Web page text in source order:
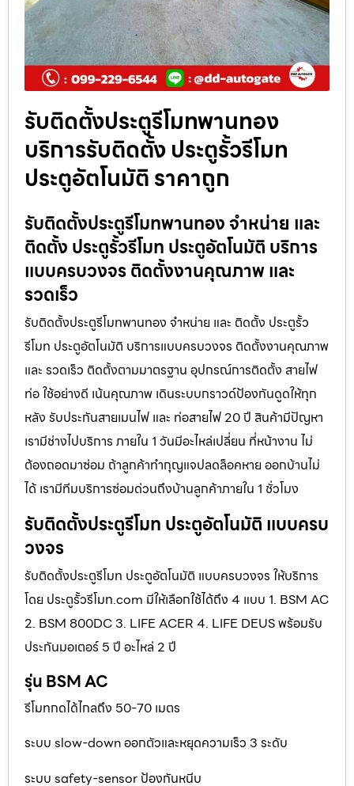
รับติดตั้งประตูรีโมทพานทอง
บริการรับติดตั้ง ประตูรั้วรีโมท
ประตูอัตโนมัติ ราคาถูก
รับติดตั้งประตูรีโมทพานทอง จำหน่าย และ
ติดตั้ง ประตูรั้วรีโมท ประตูอัตโนมัติ บริการ
แบบครบวงจร ติดตั้งงานคุณภาพ และ
รวดเร็ว
รับติดตั้งประตูรีโมทพานทอง จำหน่าย และ ติดตั้ง ประตูรั้ว
รีโมท ประตูอัตโนมัติ บริการแบบครบวงจร ติดตั้งงานคุณภาพ
และ รวดเร็ว ติดตั้งตามมาตรฐาน อุปกรณ์การติดตั้ง สายไฟ
ท่อ ใช้อย่างดี เน้นคุณภาพ เดินระบบกราวด์ป้องกันดูดให้ทุก
หลัง รับประกันสายเมนไฟ และ ท่อสายไฟ 20 ปี สินค้ามีปัญหา
เรามีช่างไปบริการ ภายใน 1 วันมีอะไหล่เปลี่ยน ที่หน้างาน ไม่
ต้องถอดมาซ่อม ถ้าลูกค้าทำกุญแจปลดล็อคหาย ออกบ้านไม่
ได้ เรามีทีมบริการซ่อมด่วนถึงบ้านลูกค้าภายใน 1 ชั่วโมง
รับติดตั้งประตูรีโมท ประตูอัตโนมัติ แบบครบ
วงจร
รับติดตั้งประตูรีโมท ประตูอัตโนมัติ แบบครบวงจร ให้บริการ
โดย ประตูรั้วรีโมท.com มีให้เลือกใช้ได้ถึง 4 แบบ 1. BSM AC
2. BSM 800DC 3. LIFE ACER 4. LIFE DEUS พร้อมรับ
ประกันมอเตอร์ 5 ปี อะไหล่ 2 ปี
รุ่น BSM AC
รีโมทกดได้ไกลถึง 50-70 เมตร
ระบบ slow-down ออกตัวและหยุดความเร็ว 3 ระดับ
ระบบ safety-sensor ป้องกันหนีบ